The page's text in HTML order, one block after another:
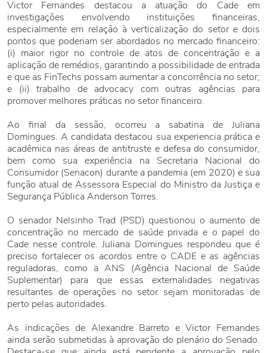
Victor Fernandes destacou a atuação do Cade em
investigações envolvendo instituições financeiras,
especialmente em relação à verticalização do setor e dois
pontos que poderiam ser abordados no mercado financeiro:
(i) maior rigor no controle de atos de concentração e a
aplicação de remédios, garantindo a possibilidade de entrada
e que as FinTechs possam aumentar a concorrência no setor;
e (ii) trabalho de advocacy com outras agências para
promover melhores práticas no setor financeiro.
Ao final da sessão, ocorreu a sabatina de Juliana
Domingues. A candidata destacou sua experiencia prática e
acadêmica nas áreas de antitruste e defesa do consumidor,
bem como sua experiência na Secretaria Nacional do
Consumidor (Senacon) durante a pandemia (em 2020) e sua
função atual de Assessora Especial do Ministro da Justiça e
Segurança Pública Anderson Torres.
O senador Nelsinho Trad (PSD) questionou o aumento de
concentração no mercado de saúde privada e o papel do
Cade nesse controle. Juliana Domingues respondeu que é
preciso fortalecer os acordos entre o CADE e as agências
reguladoras, como a ANS (Agência Nacional de Saúde
Suplementar) para que essas externalidades negativas
resultantes de operações no setor sejam monitoradas de
perto pelas autoridades.
As indicações de Alexandre Barreto e Victor Fernandes
ainda serão submetidas à aprovação do plenário do Senado.